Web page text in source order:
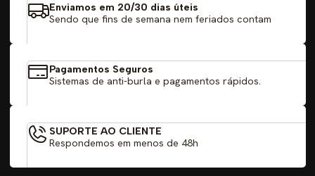
Enviamos em 20/30 dias úteis
Sendo que fins de semana nem feriados contam
Pagamentos Seguros
Sistemas de anti-burla e pagamentos rápidos.
SUPORTE AO CLIENTE
Respondemos em menos de 48h